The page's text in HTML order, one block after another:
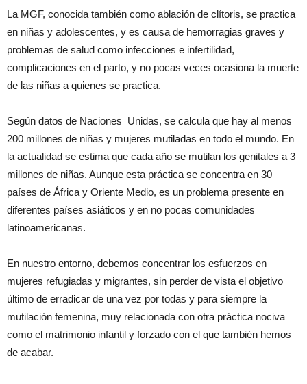
La MGF, conocida también como ablación de clítoris, se practica
en niñas y adolescentes, y es causa de hemorragias graves y
problemas de salud como infecciones e infertilidad,
complicaciones en el parto, y no pocas veces ocasiona la muerte
de las niñas a quienes se practica.
Según datos de Naciones Unidas, se calcula que hay al menos
200 millones de niñas y mujeres mutiladas en todo el mundo. En
la actualidad se estima que cada año se mutilan los genitales a 3
millones de niñas. Aunque esta práctica se concentra en 30
países de África y Oriente Medio, es un problema presente en
diferentes países asiáticos y en no pocas comunidades
latinoamericanas.
En nuestro entorno, debemos concentrar los esfuerzos en
mujeres refugiadas y migrantes, sin perder de vista el objetivo
último de erradicar de una vez por todas y para siempre la
mutilación femenina, muy relacionada con otra práctica nociva
como el matrimonio infantil y forzado con el que también hemos
de acabar.